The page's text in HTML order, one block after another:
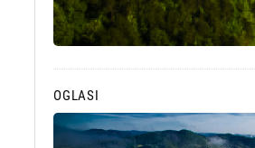
OGLASI